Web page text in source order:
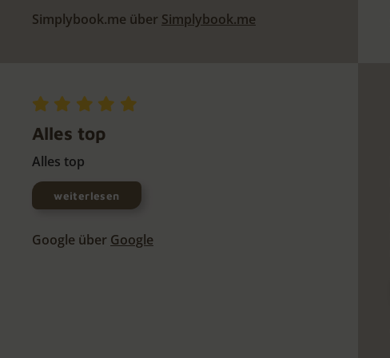
Simplybook.me über Simplybook.me
Alles top
Alles top
weiterlesen
Google über Google